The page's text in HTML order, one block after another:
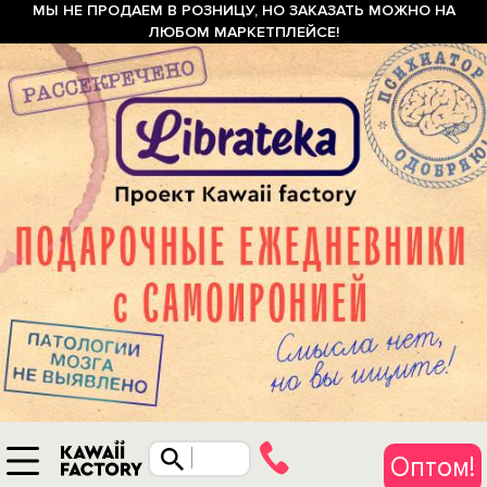
МЫ НЕ ПРОДАЕМ В РОЗНИЦУ, НО ЗАКАЗАТЬ МОЖНО НА
ЛЮБОМ МАРКЕТПЛЕЙСЕ!
Оптом!